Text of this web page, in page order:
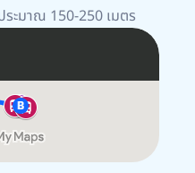
ะมาณ 150-250 เมตร